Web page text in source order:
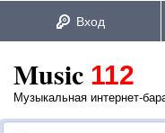
Music 112
Музыкальная интернет-